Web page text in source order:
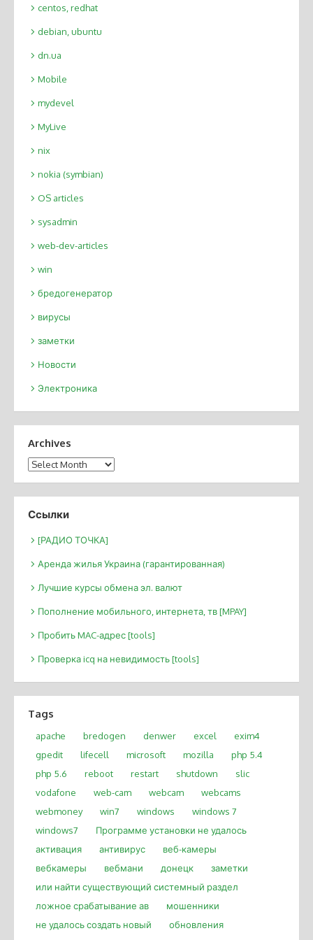
centos, redhat
debian, ubuntu
dn.ua
Mobile
mydevel
MyLive
nix
nokia (symbian)
OS articles
sysadmin
web-dev-articles
win
бредогенератор
вирусы
заметки
Новости
Электроника
Archives
Archives
Ссылки
[РАДИО ТОЧКА]
Аренда жилья Украина (гарантированная)
Лучшие курсы обмена эл. валют
Пополнение мобильного, интернета, тв [MPAY]
Пробить MAC-адрес [tools]
Проверка icq на невидимость [tools]
Tags
apache bredogen denwer excel
exim4
gpedit
lifecell microsoft mozilla
php 5.4
php 5.6
reboot restart shutdown
slic
vodafone
web-cam webcam
webcams
webmoney
win7 windows
windows 7
windows7
Программе установки не удалось
активация
антивирус
веб-камеры
вебкамеры
вебмани донецк
заметки
или найти существующий системный раздел
ложное срабатывание ав
мошенники
не удалось создать новый
обновления